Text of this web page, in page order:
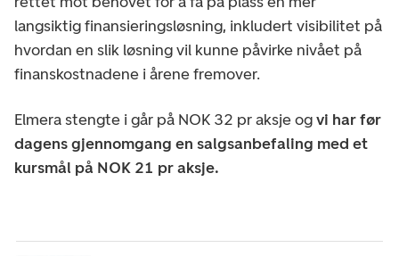
langsiktig finansieringsløsning, inkludert visibilitet på
hvordan en slik løsning vil kunne påvirke nivået på
finanskostnadene i årene fremover.
Elmera stengte i går på NOK 32 pr aksje ogvi har før
dagens gjennomgang en salgsanbefaling med et
kursmål på NOK 21 pr aksje.